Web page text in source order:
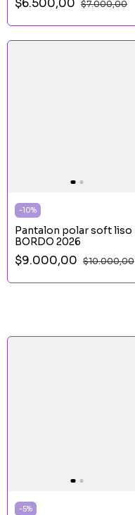
$6.500,00 $7.000,00
-10%
Pantalon polar soft liso
BORDO 2026
$9.000,00 $10.000,00
-5%